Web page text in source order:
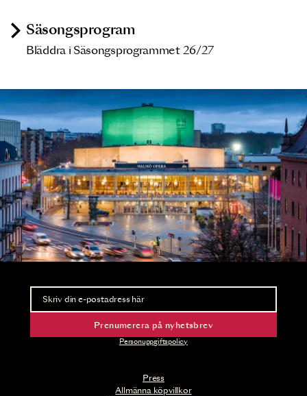
Säsongsprogram
Bläddra i Säsongsprogrammet 26/27
Press
Allmänna köpvillkor
Nyhetsbrev
Ta del av förhandsinformation och biljettsläpp.
Prenumerera på nyhetsbrev
Personuppgiftspolicy